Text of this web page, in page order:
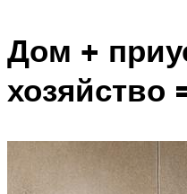
Дом +
хозяйство